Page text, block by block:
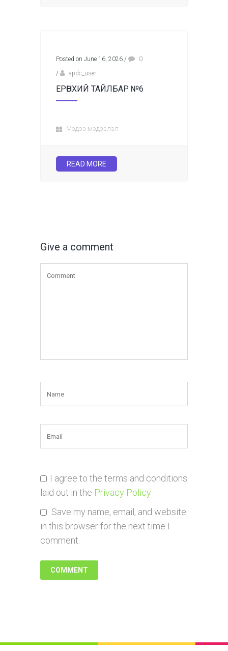
Posted on June 16, 2026 /
0
/
apdc_user
ЕРӨНХИЙ ТАЙЛБАР №6
Мэдээ мэдээлэл
READ MORE
Give a comment
I agree to the terms and conditions
laid out in the Privacy Policy
Save my name, email, and website
in this browser for the next time I
comment.